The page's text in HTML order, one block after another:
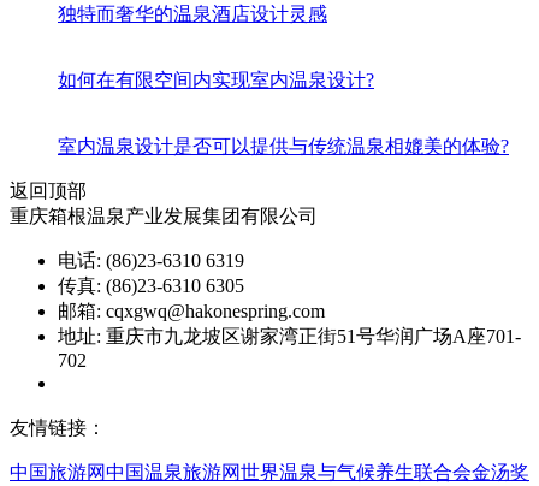
独特而奢华的温泉酒店设计灵感
如何在有限空间内实现室内温泉设计?
室内温泉设计是否可以提供与传统温泉相媲美的体验?
返回顶部
重庆箱根温泉产业发展集团有限公司
电话: (86)23-6310 6319
传真: (86)23-6310 6305
邮箱: cqxgwq@hakonespring.com
地址: 重庆市九龙坡区谢家湾正街51号华润广场A座701-
702
友情链接：
中国旅游网中国温泉旅游网世界温泉与气候养生联合会金汤奖